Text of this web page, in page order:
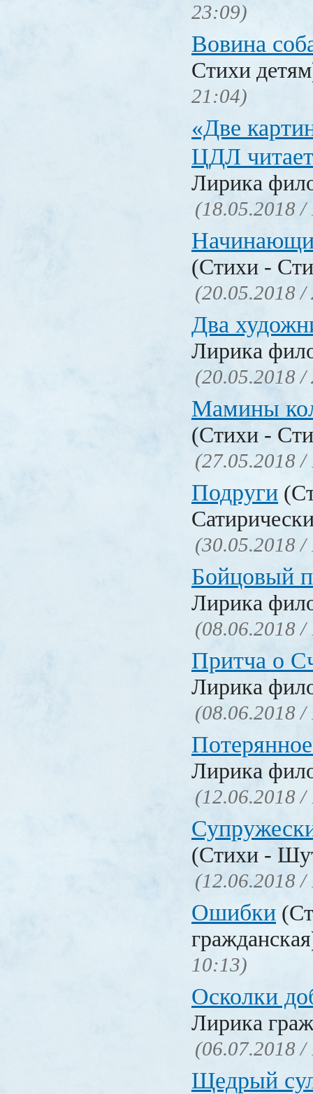
23:09)
Вовина
Стихи
21:04)
«Две
ЦДЛ
Лирика
(18.05.2018 /
(Стихи -
(20.05.2018 /
Два
Лирика
(20.05.2018 /
Мамины
(Стихи -
(27.05.2018 /
Подруги
(30.05.2018 /
Бойцовый
Лирика
(08.06.2018 /
Притча о
Лирика
(08.06.2018 /
Лирика
(12.06.2018 /
(Стихи -
(12.06.2018 /
Ошибки
10:13)
Осколки
Лирика
(06.07.2018 /
Щедрый